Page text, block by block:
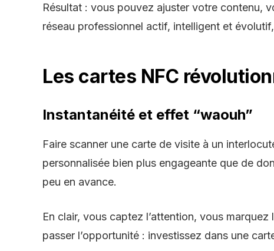
Résultat : vous pouvez ajuster votre contenu,
réseau professionnel actif, intelligent et
Les cartes NFC
Instantanéité et effet “waouh”
Faire scanner une carte de visite à un
personnalisée bien plus engageante que de
peu en avance.
En clair, vous captez l’attention, vous
passer l’opportunité : investissez dans une